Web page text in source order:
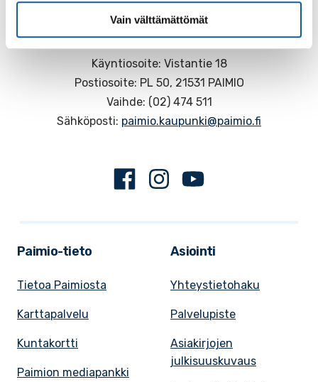
Vain välttämättömät
Käyntiosoite: Vistantie 18
Postiosoite: PL 50, 21531 PAIMIO
Vaihde: (02) 474 511
Sähköposti: paimio.kaupunki@paimio.fi
FacebookInstagram
Paimio-tieto
Tietoa Paimiosta
Karttapalvelu
Kuntakortti
Paimion mediapankki
Asiointi
Yhteystietohaku
Palvelupiste
Asiakirjojen
julkisuuskuvaus